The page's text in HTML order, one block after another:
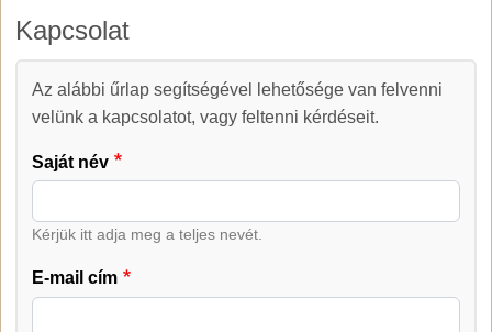
Kapcsolat
Kapcsolat
Az alábbi űrlap segítségével lehetősége van felvenni
velünk a kapcsolatot, vagy feltenni kérdéseit.
Saját név
Kérjük itt adja meg a teljes nevét.
E-mail cím